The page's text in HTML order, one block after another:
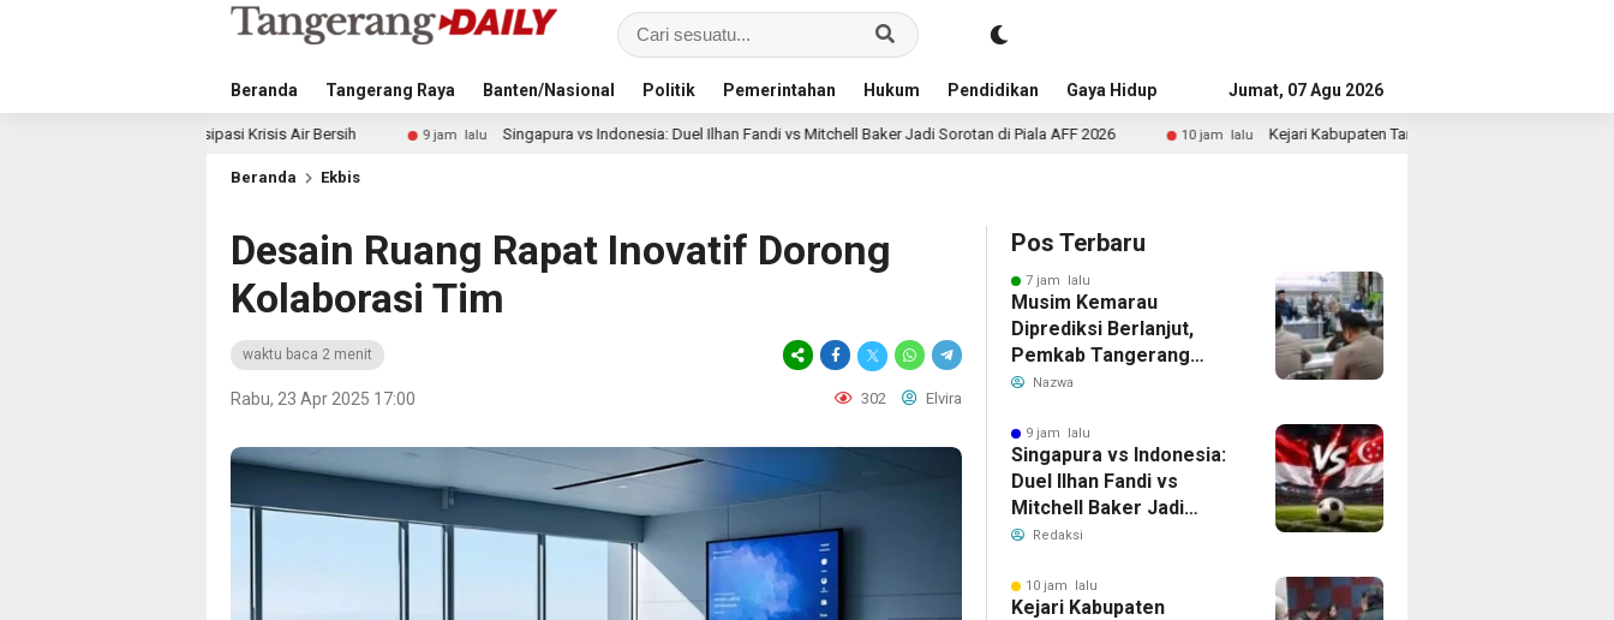
Beranda Tangerang Raya Banten/Nasional Politik Pemerintahan Hukum Pendidikan Gaya Hidup Advertorial
Jumat, 07 Agu 2026
9 jam lalu Singapura vs Indonesia: Duel Ilhan Fandi vs Mitchell Baker Jadi Sorotan di Piala AFF 2026 10 jam lalu Kejari Kabupaten Tangerang Temukan Siswa Fiktif dalam Penyidikan Dana
Beranda Ekbis
Desain Ruang Rapat Inovatif Dorong
Kolaborasi Tim
waktu baca 2 menit
Rabu, 23 Apr 2025 17:00 302 Elvira
Pos Terbaru
7 jam lalu
Musim Kemarau
Diprediksi Berlanjut,
Pemkab Tangerang
Siapkan Langkah
Bersih
Nazwa
9 jam lalu
Singapura vs Indonesia:
Duel Ilhan Fandi vs
Mitchell Baker Jadi
Sorotan di Piala AFF
Redaksi
10 jam lalu
Kejari Kabupaten